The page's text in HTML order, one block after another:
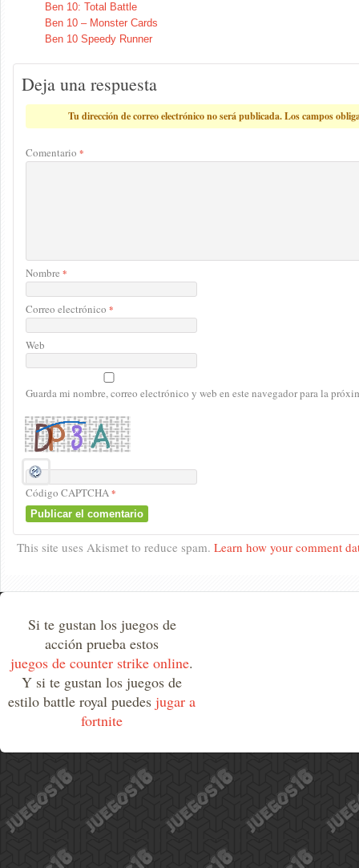
Ben 10: Total Battle
Ben 10 – Monster Cards
Ben 10 Speedy Runner
Deja una respuesta
Tu dirección de correo electrónico no será publicada.Los campos
Comentario *
Nombre *
Correo electrónico *
Web
Guarda mi nombre, correo electrónico y web en este navegador para la
Código CAPTCHA*
This site uses Akismet to reduce spam. Learn how your comment
Si te gustan los juegos de
acción prueba estos
juegos de counter strike online.
Y si te gustan los juegos de
estilo battle royal puedes jugar a
fortnite